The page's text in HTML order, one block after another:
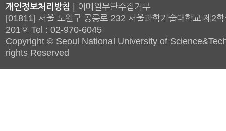
개인정보처리방침
이메일무단수집거부
[01811] 서울 노원구 공릉로 232 서울과학기술대학교 제2
201호 Tel : 02-970-6045
Copyright © Seoul National University of
rights Reserved